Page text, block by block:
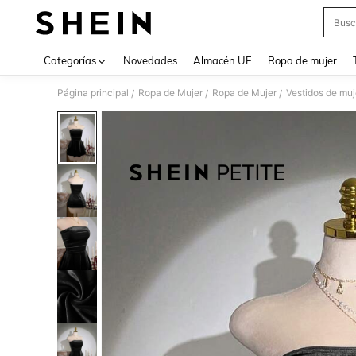
Categorías Novedades Almacén UE Ropa de mujer
Página principal / Ropa de Mujer / Ropa de Mujer / Vestidos de